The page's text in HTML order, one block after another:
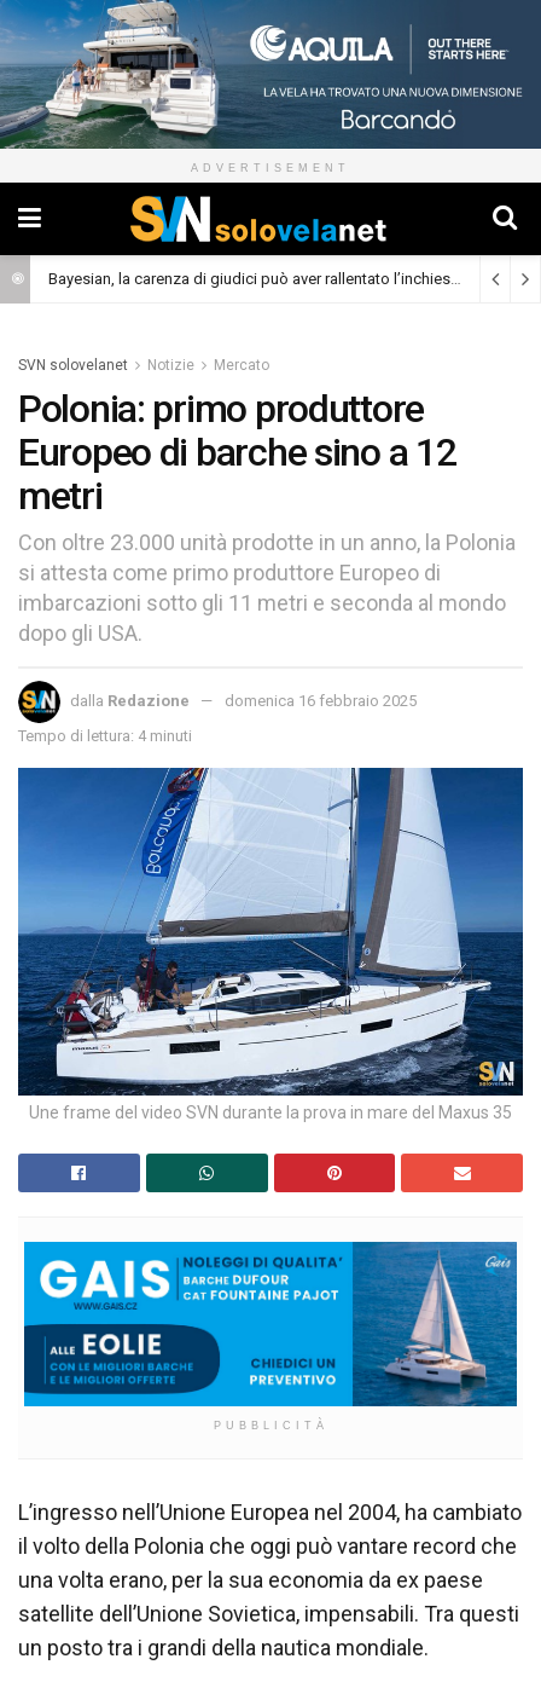
ADVERTISEMENT
Bayesian, la carenza di giudici può aver rallentato l’inchiesta (Cronaca)
SVN solovelanet Notizie Mercato
Polonia: primo produttore
Europeo di barche sino a 12
metri
Con oltre 23.000 unità prodotte in un anno, la Polonia
si attesta come primo produttore Europeo di
imbarcazioni sotto gli 11 metri e seconda al mondo
dopo gli USA.
dalla Redazione
domenica 16 febbraio 2025
Tempo di lettura: 4 minuti
Une frame del video SVN durante la prova in mare del Maxus 35
PUBBLICITÀ
L’ingresso nell’Unione Europea nel 2004, ha cambiato
il volto della Polonia che oggi può vantare record che
una volta erano, per la sua economia da ex paese
satellite dell’Unione Sovietica, impensabili. Tra questi
un posto tra i grandi della nautica mondiale.